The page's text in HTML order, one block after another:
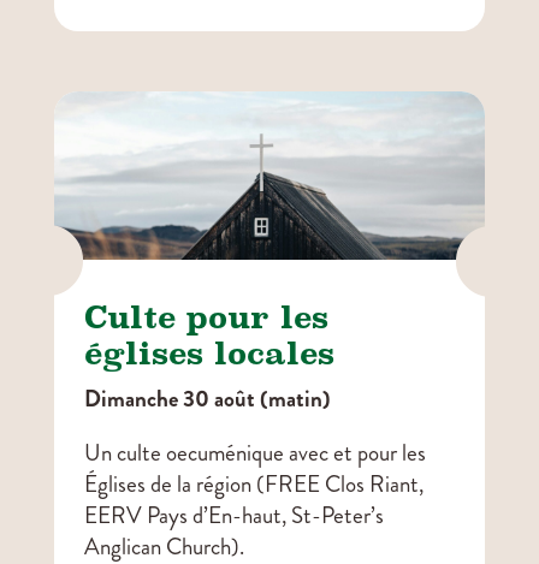
 
Culte pour les
églises locales
Dimanche 30 août (matin)
Unculte oecuménique avec et pour les
Églises de la région (FREE Clos Riant,
EERV Pays d’En-haut, St-Peter’s
Anglican Church).